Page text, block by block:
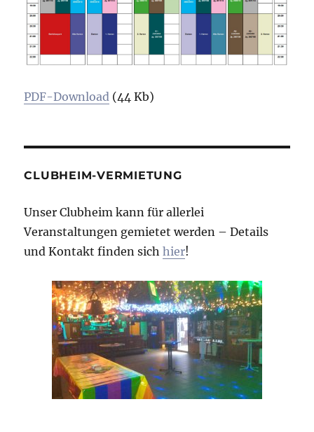
PDF-Download (44 Kb)
CLUBHEIM-VERMIETUNG
Unser Clubheim kann für allerlei
Veranstaltungen gemietet werden – Details
und Kontakt finden sichhier!